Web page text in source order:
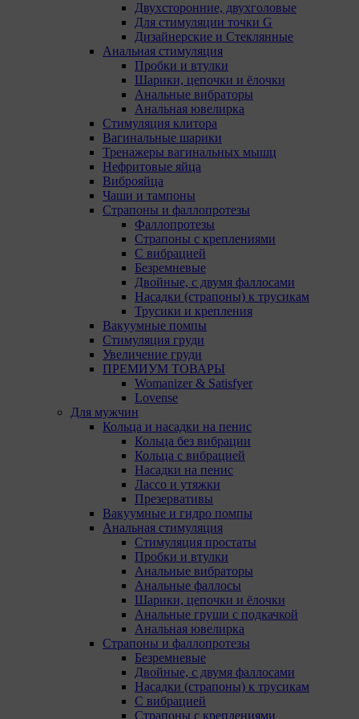
Двухсторонние, двухголовые
Для стимуляции точки G
Дизайнерские и Стеклянные
Анальная стимуляция
Пробки и втулки
Шарики, цепочки и ёлочки
Анальные вибраторы
Анальная ювелирка
Стимуляция клитора
Вагинальные шарики
Тренажеры вагинальных мышц
Нефритовые яйца
Виброяйца
Чаши и тампоны
Страпоны и фаллопротезы
Фаллопротезы
Страпоны с креплениями
С вибрацией
Безремневые
Двойные, с двумя фаллосами
Насадки (страпоны) к трусикам
Трусики и крепления
Вакуумные помпы
Стимуляция груди
Увеличение груди
ПРЕМИУМ ТОВАРЫ
Womanizer & Satisfyer
Lovense
Для мужчин
Кольца и насадки на пенис
Кольца без вибрации
Кольца с вибрацией
Насадки на пенис
Лассо и утяжки
Презервативы
Вакуумные и гидро помпы
Анальная стимуляция
Стимуляция простаты
Пробки и втулки
Анальные вибраторы
Анальные фаллосы
Шарики, цепочки и ёлочки
Анальные груши с подкачкой
Анальная ювелирка
Страпоны и фаллопротезы
Безремневые
Двойные, с двумя фаллосами
Насадки (страпоны) к трусикам
С вибрацией
Страпоны с креплениями
Необходимые для функционирования веб-
аналитических платформ «Google Analytics»,
«Яндекс.Метрика» (статистические), установлены на
сервере Общества и не передаются третьим лицам,
часть из которых хранятся во время пользования
Остальные - не более года.
13. Пользователи могут принять или отклонить все
обрабатываемые на сайте файлы cookie. При этом
корректная работа сайта возможна только в случае
использования необходимых файлов cookie. В случае
их отключения может потребоваться совершать
повторный выбор предпочтений куки, языковой
версии сайта, а также могут некорректно
отображаться некоторые версии страниц.
Отключение аналитических файлов cookie не
позволяет определять предпочтения пользователей
сайта, в том числе наиболее и наименее популярные
страницы и принимать меры по совершенствованию
работы сайта исходя из предпочтений пользователей.
14. Помимо настроек файлов cookie на сайте
субъекты персональных данных могут принять или
отклонить сбор всех или некоторых файлов cookie в
настройках своего браузера.
При этом, некоторые браузеры позволяют посещать
интернет-сайты в режиме «Инкогнито», чтобы
ограничить хранимый на компьютере объем
информации и автоматически удалять сессионные
файлы cookie. Кроме того, субъект персональных
данных может удалить ранее сохраненные файлов
cookie выбрав соответствующую опцию в истории
Подробнее о параметрах управления можно
ознакомиться, перейдя по внешним ссылкам,
ведущим на соответствующие страницы сайтов
основных браузеров: